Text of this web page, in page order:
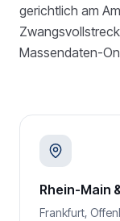
gerichtlich am
Massendaten-
Rhein-Main
Frankfurt,